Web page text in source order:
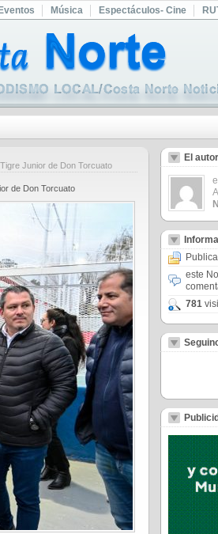
Eventos Música Espectáculos- Cine
Junior de Don Torcuato
de Don Torcuato
El autor
este
781